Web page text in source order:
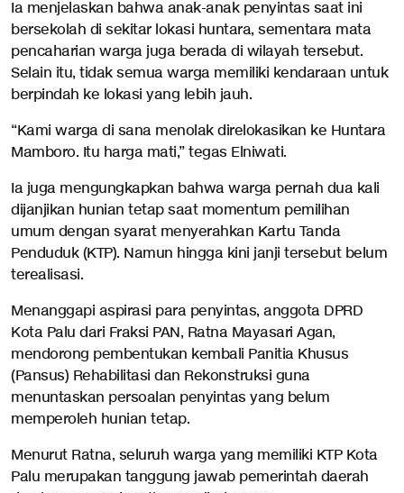
Ia menjelaskan bahwa anak-anak penyintas saat ini
bersekolah di sekitar lokasi huntara, sementara mata
pencaharian warga juga berada di wilayah tersebut.
Selain itu, tidak semua warga memiliki kendaraan untuk
berpindah ke lokasi yang lebih jauh.
“Kami warga di sana menolak direlokasikan ke Huntara
Mamboro. Itu harga mati,” tegas Elniwati.
Ia juga mengungkapkan bahwa warga pernah dua kali
dijanjikan hunian tetap saat momentum pemilihan
umum dengan syarat menyerahkan Kartu Tanda
Penduduk (KTP). Namun hingga kini janji tersebut belum
terealisasi.
Menanggapi aspirasi para penyintas, anggota DPRD
Kota Palu dari Fraksi PAN, Ratna Mayasari Agan,
mendorong pembentukan kembali Panitia Khusus
(Pansus) Rehabilitasi dan Rekonstruksi guna
menuntaskan persoalan penyintas yang belum
memperoleh hunian tetap.
Menurut Ratna, seluruh warga yang memiliki KTP Kota
Palu merupakan tanggung jawab pemerintah daerah